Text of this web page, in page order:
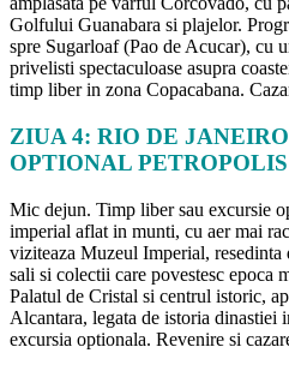
Golfului Guanabara si plajelor.
spre Sugarloaf (Pao de Acucar), cu
privelisti spectaculoase asupra
timp liber in zona Copacabana.
ZIUA 4: RIO DE
OPTIONAL PETROPOLIS
Mic dejun. Timp liber sau excursie
imperial aflat in munti, cu aer mai
viziteaza Muzeul Imperial,
sali si colectii care povestesc epoca
Palatul de Cristal si centrul istoric,
Alcantara, legata de istoria dinastiei
excursia optionala. Revenire si